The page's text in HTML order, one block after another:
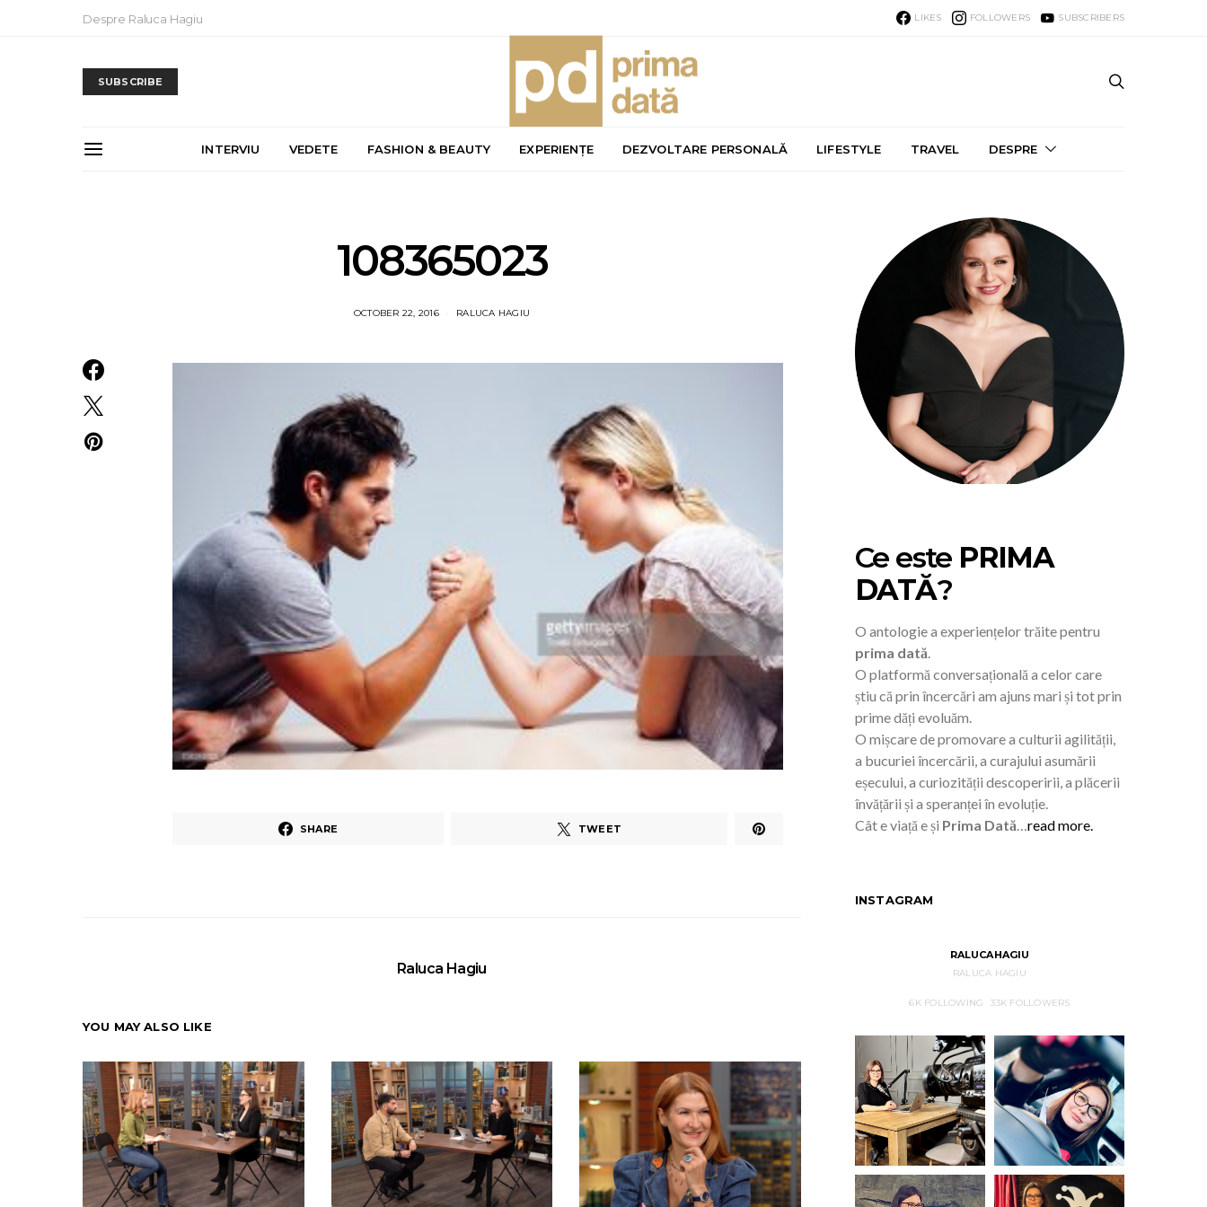
Despre Raluca Hagiu LIKES FOLLOWERS SUBSCRIBERS
SUBSCRIBE
INTERVIU VEDETE FASHION & BEAUTY EXPERIENȚE DEZVOLTARE PERSONALĂ LIFESTYLE TRAVEL DESPRE
108365023
OCTOBER 22, 2016 RALUCA HAGIU
SHARE TWEET
Raluca Hagiu
YOU MAY ALSO LIKE
Ce este PRIMA
DATĂ?
O antologie a experiențelor trăite pentru
prima dată.
O platformă conversațională a celor care
știu că prin încercări am ajuns mari și tot prin
prime dăți evoluăm.
O mișcare de promovare a culturii agilității,
a bucuriei încercării, a curajului asumării
eșecului, a curiozității descoperirii, a plăcerii
învățării și a speranței în evoluție.
Cât e viață e și Prima Dată…read more.
INSTAGRAM
RALUCAHAGIU
RALUCA HAGIU
6KFOLLOWING 33K FOLLOWERS